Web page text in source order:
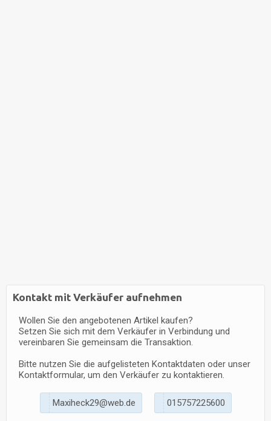
Kontakt mit Verkäufer aufnehmen
Wollen Sie den angebotenen Artikel kaufen?
Setzen Sie sich mit dem Verkäufer in Verbindung und
vereinbaren Sie gemeinsam die Transaktion.
Bitte nutzen Sie die aufgelisteten Kontaktdaten oder unser
Kontaktformular, um den Verkäufer zu kontaktieren.
e
d
.
b
e
w
@
9
2
k
c
e
h
i
x
a
M 0
0
6
5
2
2
7
5
7
5
1
0